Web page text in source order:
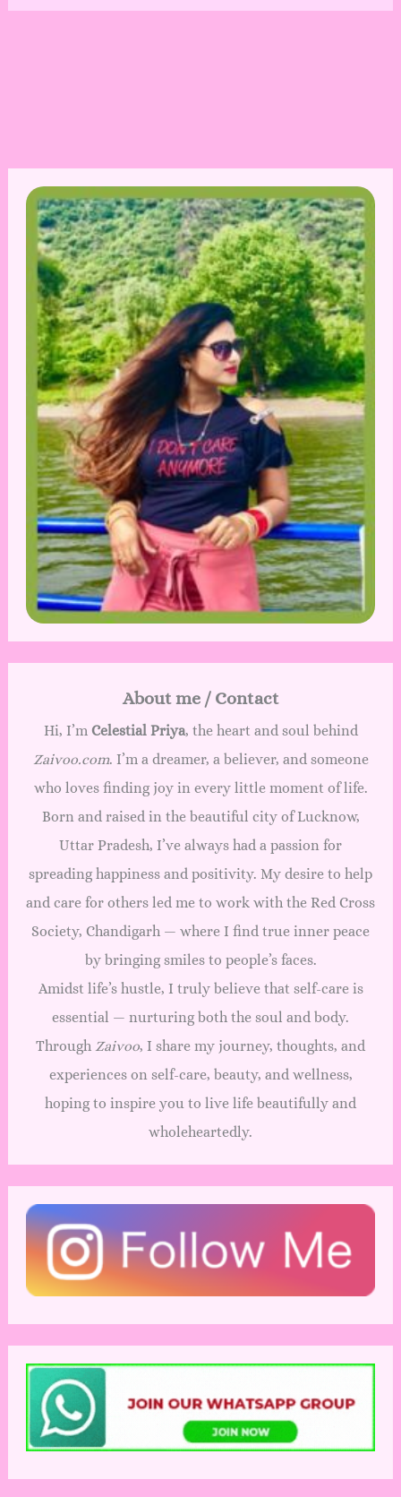
About me / Contact
Hi, I’m Celestial Priya, the heart and soul behind
Zaivoo.com. I’m a dreamer, a believer, and someone
who loves finding joy in every little moment of life.
Born and raised in the beautiful city of Lucknow,
Uttar Pradesh, I’ve always had a passion for
spreading happiness and positivity. My desire to help
and care for others led me to work with the Red Cross
Society, Chandigarh — where I find true inner peace
by bringing smiles to people’s faces.
Amidst life’s hustle, I truly believe that self-care is
essential — nurturing both the soul and body.
Through Zaivoo, I share my journey, thoughts, and
experiences on self-care, beauty, and wellness,
hoping to inspire you to live life beautifully and
wholeheartedly.